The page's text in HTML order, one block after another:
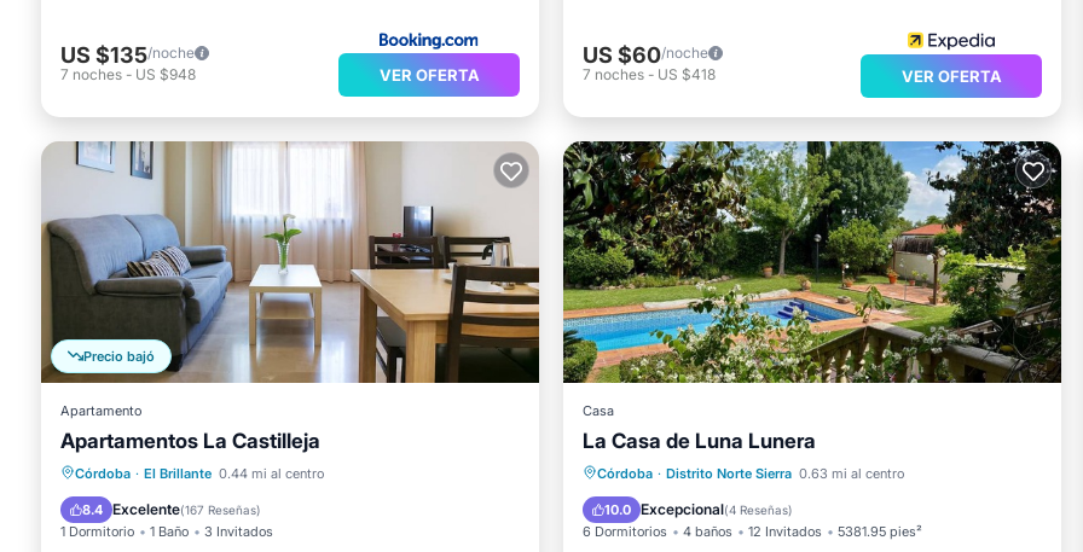
US $135/noche
7 noches - US $948 VER OFERTA
US $60/noche
7 noches - US $418 VER OFERTA
Precio bajó
Apartamento
Apartamentos La Castilleja
Córdoba · El Brillante 0.44 mi al centro
8.4 Excelente(167 Reseñas)
1 Dormitorio 1 Baño 3 Invitados
Desayuno Aparcamiento
Cocina
Casa
La Casa de Luna Lunera
Córdoba · Distrito Norte Sierra 0.63 mi al centro
10.0 Excepcional(4 Reseñas)
6 Dormitorios 4 baños 12 Invitados 5381.95 pies²
Frente al mar Aparcamiento
Vista al mar